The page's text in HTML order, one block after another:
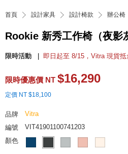
首頁 設計家具 設計椅款 辦公椅
Rookie 新秀工作椅（夜影
限時活動 即日起至 8/15，Vitra 現貨
限時優惠價 NT $16,290
定價 NT $18,100
品牌
Vitra
編號
VIT41901100741203
顏色